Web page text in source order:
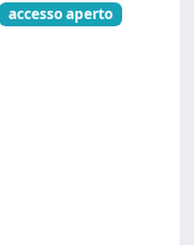
accesso aperto